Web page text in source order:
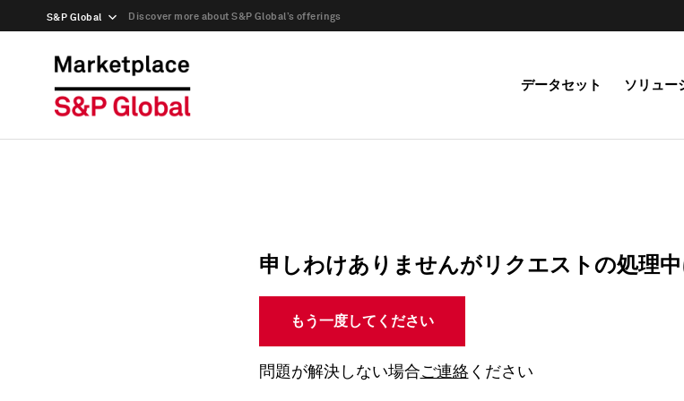
S&P Global Discover more about S&P Global’s offerings
データセット ソリュー
申しわけありませんがリクエストの処理中
もう一度してください
問題が解決しない場合ご連絡 ください